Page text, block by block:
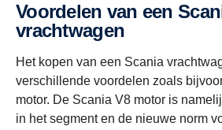
Voordelen van een Scania
vrachtwagen
Het kopen van een Scania
verschillende voordelen zoals
motor. De Scania V8 motor is
in het segment en de nieuwe norm